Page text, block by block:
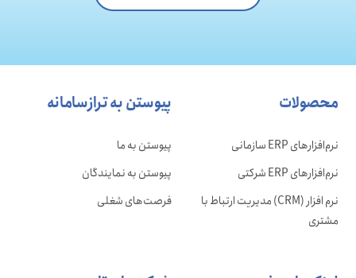
محصولات
نرم‌افزارهای ERP سازمانی
نرم‌افزارهای ERP شرکتی
نرم افزار (CRM) مدیریت ارتباط با
مشتری
پیوستن به ترازسامانه
پیوستن به ما
پیوستن به نمایندگان
فرصت‌های شغلی